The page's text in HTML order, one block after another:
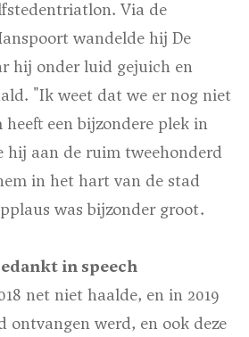
Via de
wandelde hij De
hij onder luid gejuich en
"Ik weet dat we er nog niet
een bijzondere plek in
hij aan de ruim tweehonderd
in het hart van de stad
was bijzonder groot.
in speech
net niet haalde, en in 2019
ontvangen werd, en ook deze